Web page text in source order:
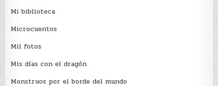
Mi biblioteca
Microcuentos
Mil fotos
Mis días con el dragón
Monstruos por el borde del mundo